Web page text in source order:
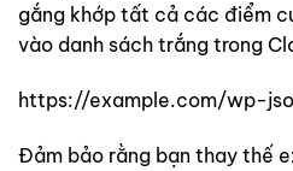
gắng khớp tất cả các điểm
vào danh sách trắng trong
https://example.com/wp-
Đảm bảo rằng bạn thay thế